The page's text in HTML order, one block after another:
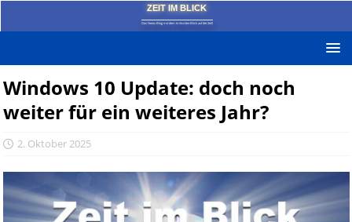
ZEIT IM BLICK
Das News-Blog mit dem kritischen Blick auf die Zeit!
Windows 10 Update: doch noch
weiter für ein weiteres Jahr?
2. Oktober 2025